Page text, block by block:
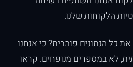
הלקוחות שלנו.
כל הנתונים פומבית? כי אנחנו
לא במספרים מנופחים. קראו